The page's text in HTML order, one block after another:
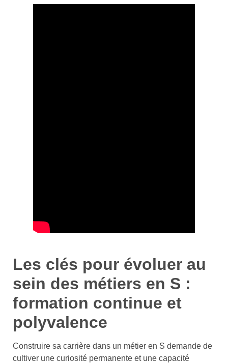
Les clés pour évoluer au
sein des métiers en S :
formation continue et
polyvalence
Construire sa carrière dans un métier en S demande de
cultiver une curiosité permanente et une capacité